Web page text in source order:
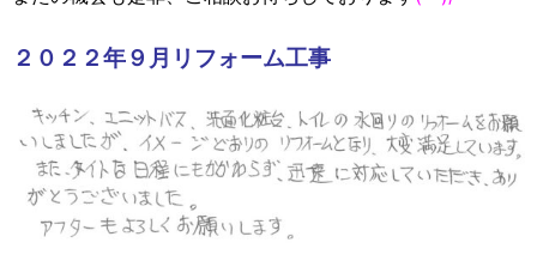
２０２２年９月リフォーム工事